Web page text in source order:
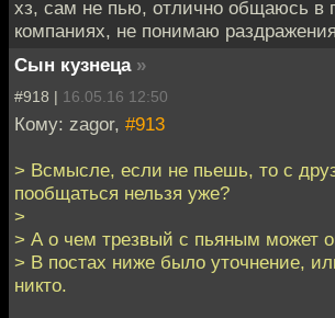
хз, сам не пью, отлично общаюсь в
компаниях, не понимаю
Сын кузнеца »
#918 | 16.05.16 12:50
Кому: zagor, #913
> Всмысле, если не пьешь, то с
пообщаться нельзя уже?
>
> А о чем трезвый с пьяным может
> В постах ниже было уточнение,
никто.